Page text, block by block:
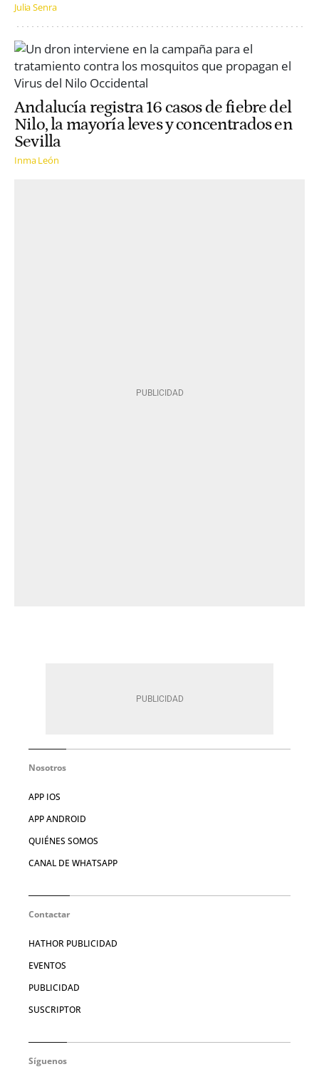
Julia Senra
Andalucía registra 16 casos de fiebre del
Nilo, la mayoría leves y concentrados en
Sevilla
Inma León
Nosotros
APP IOS
APP ANDROID
QUIÉNES SOMOS
CANAL DE WHATSAPP
Contactar
HATHOR PUBLICIDAD
EVENTOS
PUBLICIDAD
SUSCRIPTOR
Síguenos